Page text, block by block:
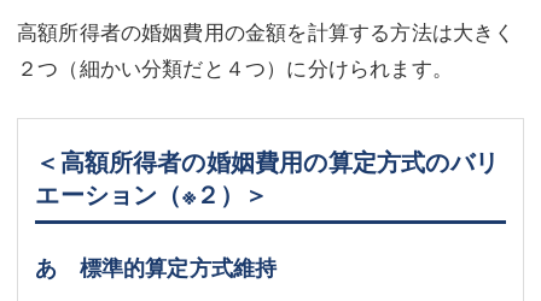
高額所得者の婚姻費用の金額を計算する方法は大きく
２つ（細かい分類だと４つ）に分けられます。
＜高額所得者の婚姻費用の算定方式のバリ
エーション （※２） ＞
あ 標準的算定方式維持